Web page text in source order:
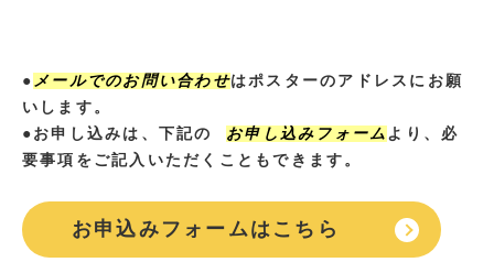
● メールでのお問い合わせはポスターのアドレスにお願
いします。
●お申し込みは、下記の お申し込みフォーム より、必
要事項をご記入いただくこともできます。
お申込みフォームはこちら